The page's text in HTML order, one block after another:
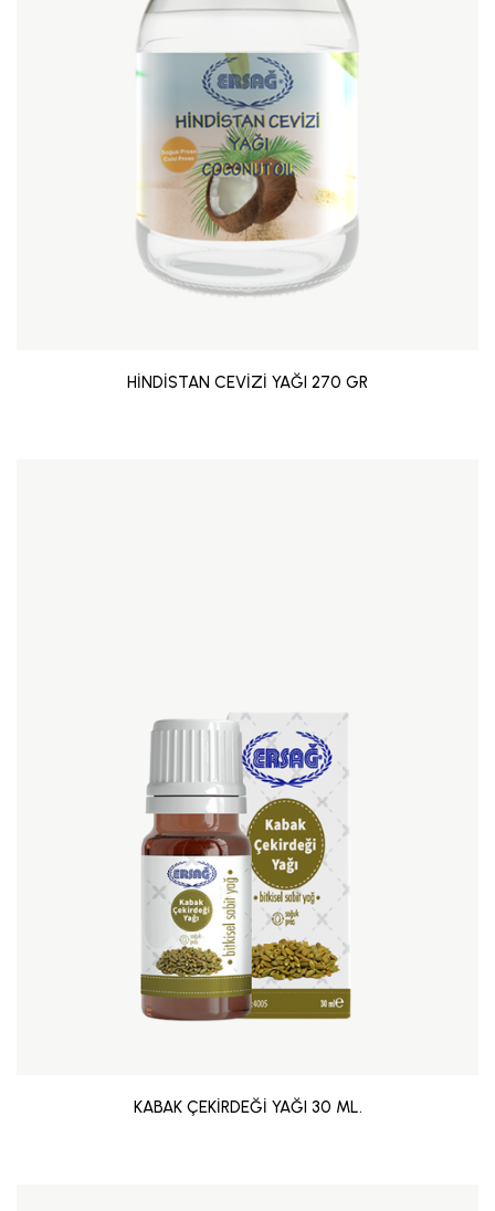
HİNDİSTAN CEVİZİ YAĞI 270 GR
KABAK ÇEKİRDEĞİ YAĞI 30 ML.